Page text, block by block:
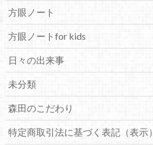
方眼ノート
方眼ノートfor kids
日々の出来事
未分類
森田のこだわり
特定商取引法に基づく表記（表示）